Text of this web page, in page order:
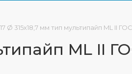
Ø 315х18,7 мм тип мультипайп ML II
ML II